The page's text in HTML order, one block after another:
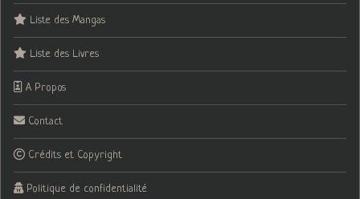
Liste des Mangas
Liste des Livres
A Propos
Contact
Crédits et Copyright
Politique de confidentialité